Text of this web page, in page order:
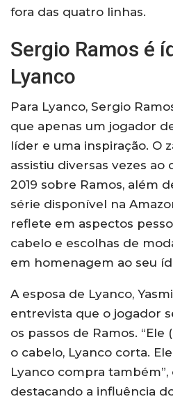
fora das quatro linhas.
Sergio Ramos é
Lyanco
Para Lyanco, Sergio
que apenas um jogador
líder e uma inspiração. O
assistiu diversas vezes
2019 sobre Ramos, além
série disponível na
reflete em aspectos
cabelo e escolhas de
em homenagem ao seu
A esposa de Lyanco,
entrevista que o jogador
os passos de Ramos.
o cabelo, Lyanco corta.
Lyanco compra também”,
destacando a influência